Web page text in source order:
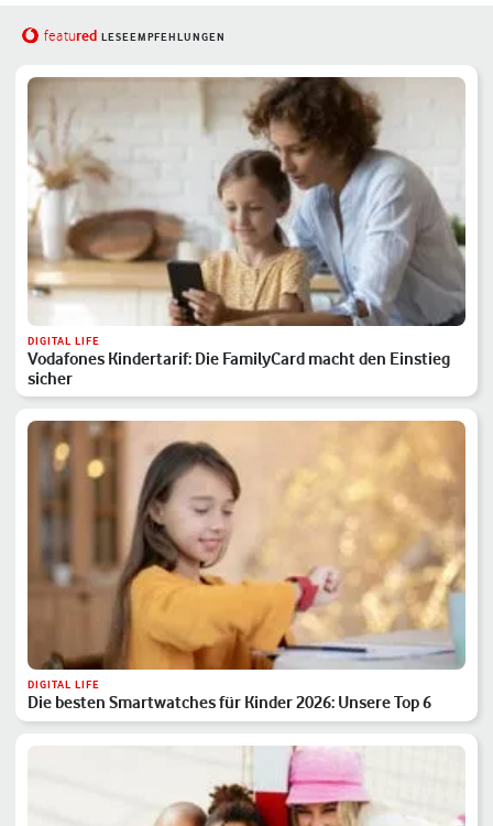
featured LESEEMPFEHLUNGEN
DIGITAL LIFE
Vodafones Kindertarif: Die FamilyCard macht den Einstieg
sicher
DIGITAL LIFE
Die besten Smartwatches für Kinder 2026: Unsere Top 6